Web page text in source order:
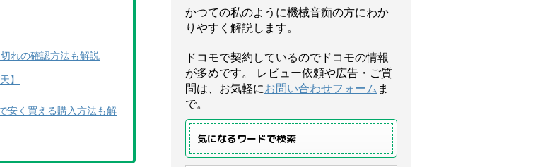
れの確認方法も解説
】
安く買える購入方法も解
かつての私のように機械音痴の方にわか
りやすく解説します。
ドコモで契約しているのでドコモの情報
が多めです。 レビュー依頼や広告・ご質
問は、お気軽にお問い合わせフォーム ま
で。
気になるワードで検索